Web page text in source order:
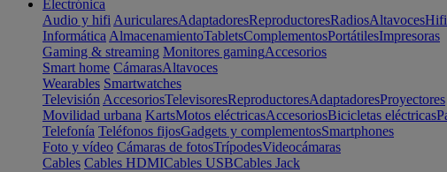
Electrónica
Audio y hifi AuricularesAdaptadoresReproductoresRadiosAltavocesHifi
Informática AlmacenamientoTabletsComplementosPortátilesImpresoras
Gaming & streaming Monitores gamingAccesorios
Smart home CámarasAltavoces
Wearables Smartwatches
Televisión AccesoriosTelevisoresReproductoresAdaptadoresProyectores
Movilidad urbana KartsMotos eléctricasAccesoriosBicicletas eléctricas
Telefonía Teléfonos fijosGadgets y complementosSmartphones
Foto y vídeo Cámaras de fotosTrípodesVideocámaras
Cables Cables HDMICables USBCables Jack